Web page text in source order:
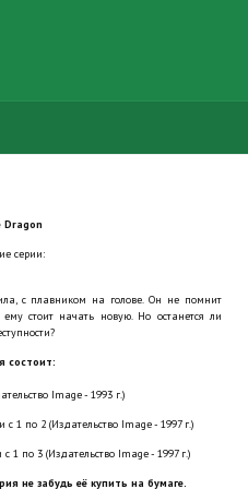
(Русские субтитры)
Dragon
серии:
с плавником на голове. Он не помнит
стоит начать новую. Но останется ли
состоит:
Image - 1993 г.)
1 по 2 (Издательство Image - 1997 г.)
1 по 3 (Издательство Image - 1997 г.)
не забудь её купить на бумаге.